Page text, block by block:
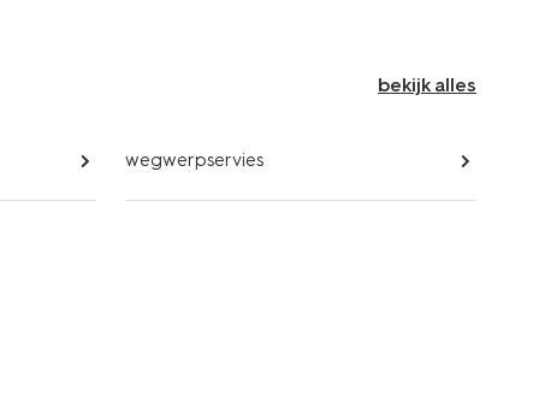
bekijk alles
wegwerpservies